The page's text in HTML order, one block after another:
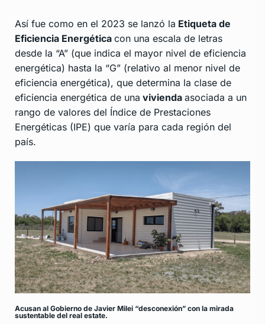
Así fue como en el 2023 se lanzó la Etiqueta de
Eficiencia Energética con una escala de letras
desde la “A” (que indica el mayor nivel de eficiencia
energética) hasta la “G” (relativo al menor nivel de
eficiencia energética), que determina la clase de
eficiencia energética de una vivienda asociada a un
rango de valores del Índice de Prestaciones
Energéticas (IPE) que varía para cada región del
país.
Acusan al Gobierno de Javier Milei “desconexión” con la mirada
sustentable del real estate.